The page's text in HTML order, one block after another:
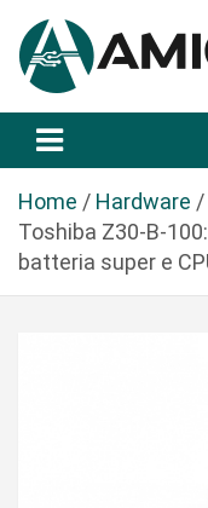
a
Home
Hardware
Toshiba Z30-B-
batteria super e